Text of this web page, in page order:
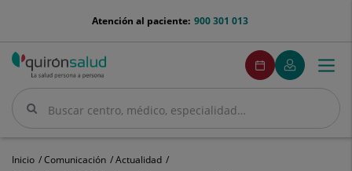
menu-
900 301 013
Atención al paciente:
Buscar
Buscar
menuPedirCita
Pedir
cita
Mi
Quirónsalud
Menú
Inicio Comunicación
Actualidad